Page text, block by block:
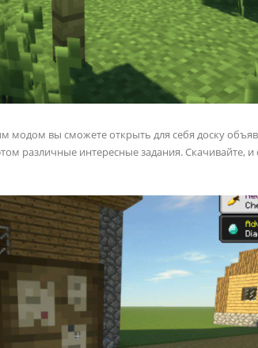
модом вы сможете открыть для себя доску
различные интересные задания. Скачивайте,